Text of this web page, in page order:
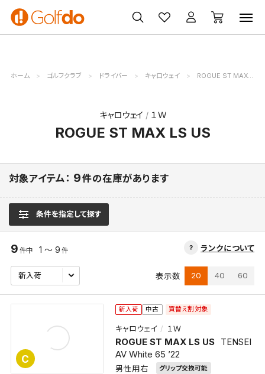
ゴルフ
クラブ
ゴルフ用品
買取
無料査定
クーポン
一覧
ホーム ゴルフクラブ ドライバー キャロウェイ ROGUE ST MAX LS US
キャロウェイ １Ｗ
ROGUE ST MAX LS US
対象アイテム： 9件の在庫があります
条件を指定して探す
ランクについて
9 件中 1 ～ 9 件
表示数 20 40 60
C
新入荷 中古 買替え割対象
キャロウェイ １Ｗ
ROGUE ST MAX LS US
TENSEI
AV White 65 ’22
男性用右 グリップ交換可能